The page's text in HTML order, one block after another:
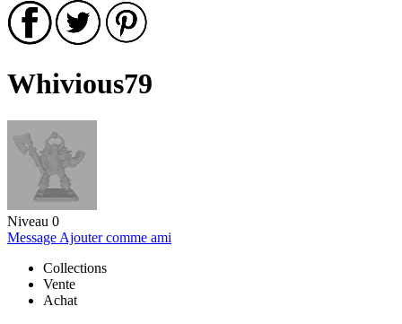
Whivious79
Niveau 0
Message Ajouter comme ami
Collections
Vente
Achat